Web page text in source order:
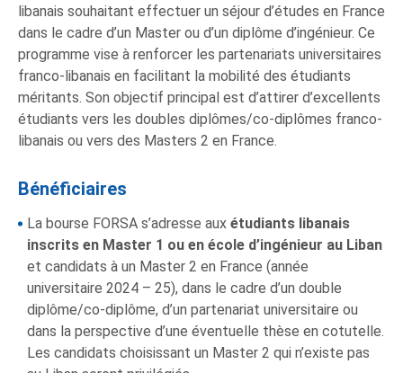
libanais souhaitant effectuer un séjour d’études en France
dans le cadre d’un Master ou d’un diplôme d’ingénieur. Ce
programme vise à renforcer les partenariats universitaires
franco-libanais en facilitant la mobilité des étudiants
méritants. Son objectif principal est d’attirer d’excellents
étudiants vers les doubles diplômes/co-diplômes franco-
libanais ou vers des Masters 2 en France.
Bénéficiaires
La bourse FORSA s’adresse aux étudiants libanais
inscrits en Master 1 ou en école d’ingénieur au Liban
et candidats à un Master 2 en France (année
universitaire 2024 – 25), dans le cadre d’un double
diplôme/co-diplôme, d’un partenariat universitaire ou
dans la perspective d’une éventuelle thèse en cotutelle.
Les candidats choisissant un Master 2 qui n’existe pas